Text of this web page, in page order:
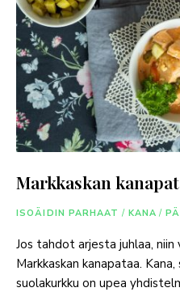
Markkaskan
ISOÄIDIN PARHAAT / KANA /
Jos tahdot arjesta juhlaa,
Markkaskan kanapataa.
suolakurkku on upea